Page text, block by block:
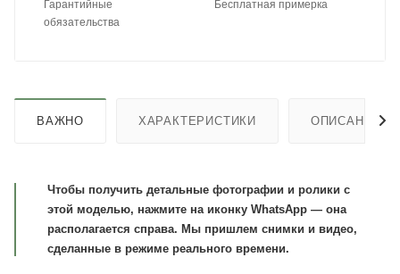
Гарантийные
обязательства
Бесплатная примерка
ВАЖНО ХАРАКТЕРИСТИКИ ОПИСАНИЕ
Чтобы получить детальные фотографии и ролики с
этой моделью, нажмите на иконку WhatsApp — она
располагается справа. Мы пришлем снимки и видео,
сделанные в режиме реального времени.